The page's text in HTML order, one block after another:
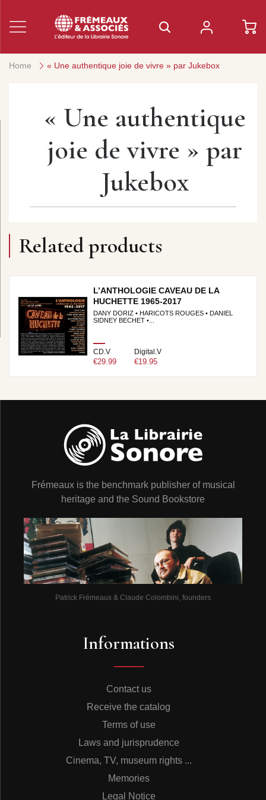
Home « Une authentique joie de vivre » par Jukebox
« Une authentique
joie de vivre » par
Jukebox
Related products
L’ANTHOLOGIE CAVEAU DE LA
HUCHETTE 1965-2017
DANY DORIZ • HARICOTS ROUGES • DANIEL
SIDNEY BECHET •...
CD.V
€29.99
Digital.V
€19.95
Frémeaux is the benchmark publisher of musical
heritage and the Sound Bookstore
Patrick Frémeaux & Claude Colombini, founders
Informations
Contact us
Receive the catalog
Terms of use
Laws and jurisprudence
Cinema, TV, museum rights ...
Memories
Legal Notice